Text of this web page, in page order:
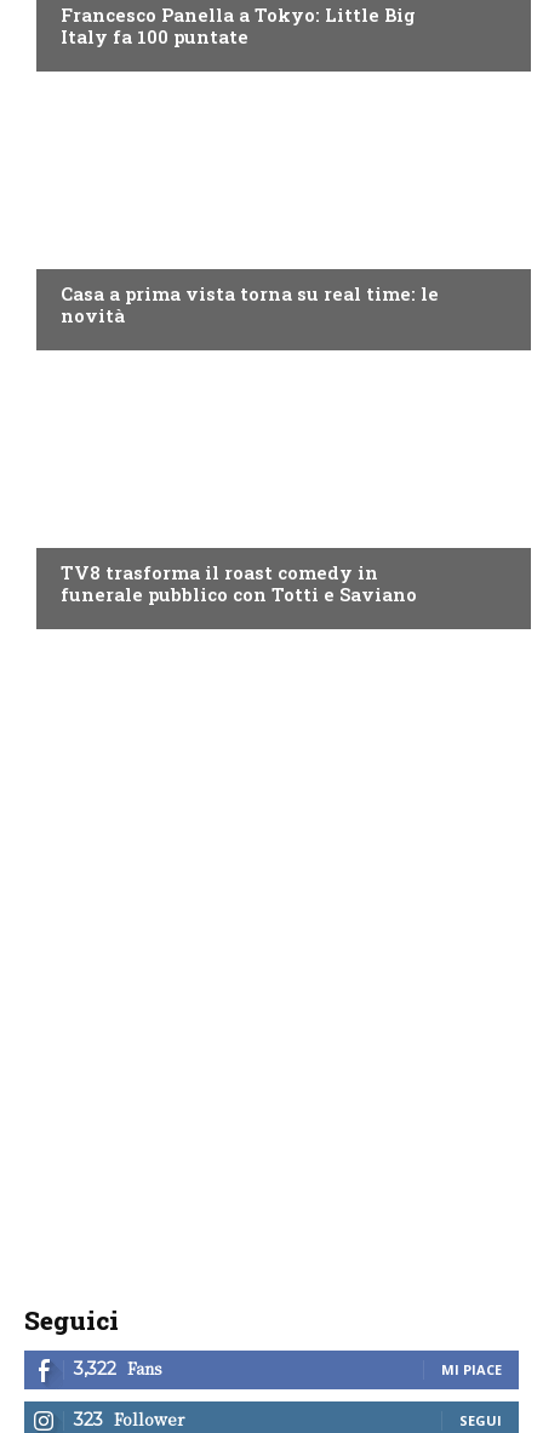
Francesco Panella a Tokyo: Little Big
Italy fa 100 puntate
Casa a prima vista torna su real time: le
novità
TV8 trasforma il roast comedy in
funerale pubblico con Totti e Saviano
Seguici
3,322 Fans MI PIACE
323 Follower SEGUI